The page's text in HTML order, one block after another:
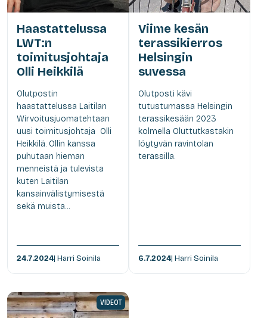
Haastattelussa
LWT:n
toimitusjohtaja
Olli Heikkilä
Olutpostin
haastattelussa Laitilan
Wirvoitusjuomatehtaan
uusi toimitusjohtaja Olli
Heikkilä. Ollin kanssa
puhutaan hieman
menneistä ja tulevista
kuten Laitilan
kansainvälistymisestä
sekä muista...
24.7.2024| Harri Soinila
Viime kesän
terassikierros
Helsingin
suvessa
Olutposti kävi
tutustumassa Helsingin
terassikesään 2023
kolmella Oluttutkastakin
löytyvän ravintolan
terassilla.
6.7.2024| Harri Soinila
VIDEOT